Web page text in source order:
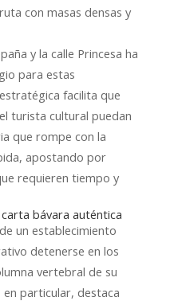
con masas densas y
y la calle Princesa ha
para estas
facilita que
turista cultural puedan
que rompe con la
apostando por
requieren tiempo y
bávara auténtica
un establecimiento
detenerse en los
vertebral de su
particular, destaca